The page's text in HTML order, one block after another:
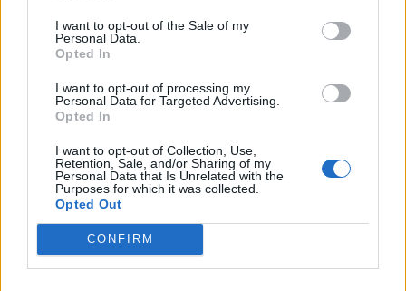
I want to opt-out of the Sale of my
Personal Data.
Opted In
I want to opt-out of processing my
Personal Data for Targeted Advertising.
Opted In
I want to opt-out of Collection, Use,
Retention, Sale, and/or Sharing of my
Personal Data that Is Unrelated with the
Purposes for which it was collected.
Opted Out
CONFIRM
ΚΑΡΚΙΝΟΣ ΠΡΩΤΟΠΑΘΗΣ ΚΑΡΚΙΝΟΣ
ΕΡΕΥΝΑ